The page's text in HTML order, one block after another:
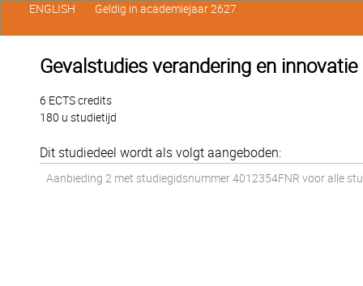
Gevalstudies verandering en innovatie
6 ECTS credits
180 u studietijd
Dit studiedeel wordt als volgt aangeboden:
Aanbieding 2 met studiegidsnummer 4012354FNR voor alle
ENGLISH Geldig in academiejaar 2627